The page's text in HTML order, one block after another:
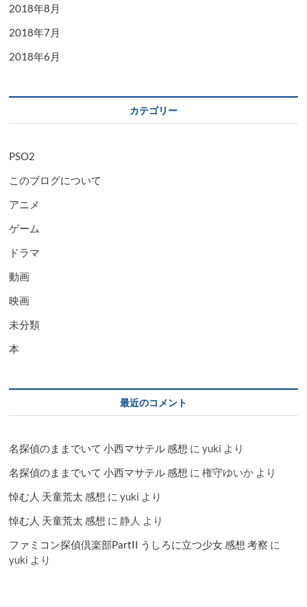
2018年8月
2018年7月
2018年6月
カテゴリー
PSO2
このブログについて
アニメ
ゲーム
ドラマ
動画
映画
未分類
本
最近のコメント
名探偵のままでいて 小西マサテル 感想 にyuki より
名探偵のままでいて 小西マサテル 感想 に権守ゆいか より
悼む人 天童荒太 感想 にyuki より
悼む人 天童荒太 感想 に静人 より
ファミコン探偵倶楽部PartII うしろに立つ少女 感想 考察 に
yuki より